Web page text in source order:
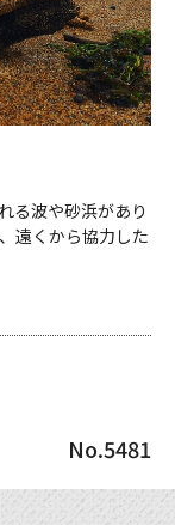
る波や砂浜があり
遠くから協力した
No.5481